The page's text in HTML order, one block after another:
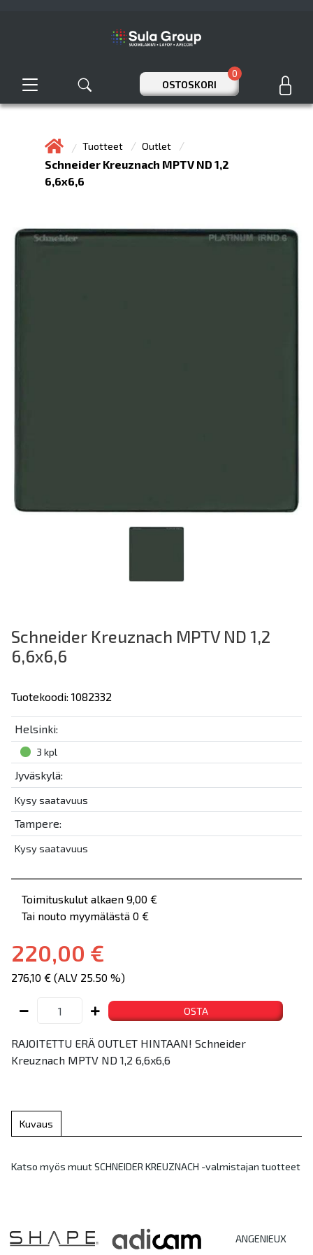
OSTOSKORI
0
Tuotteet Outlet
Schneider Kreuznach MPTV ND 1,2
6,6x6,6
Schneider Kreuznach MPTV ND 1,2
6,6x6,6
Tuotekoodi: 1082332
Helsinki:
3 kpl
Jyväskylä:
Kysy saatavuus
Tampere:
Kysy saatavuus
Toimituskulut alkaen 9,00 €
Tai nouto myymälästä 0 €
220,00 €
276,10 € (ALV 25.50 %)
OSTA
RAJOITETTU ERÄ OUTLET HINTAAN! Schneider
Kreuznach MPTV ND 1,2 6,6x6,6
Kuvaus
Katso myös muut SCHNEIDER KREUZNACH -valmistajan tuotteet
ANGENIEUX